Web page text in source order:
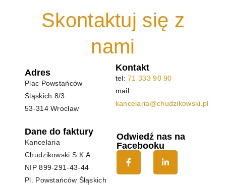
Skontaktuj się z
nami
Adres
Plac Powstańców
Śląskich 8/3
53-314 Wrocław
Kontakt
tel:71 333 90 90
mail:
kancelaria@chudzikowski.pl
Dane do faktury
Kancelaria
Chudzikowski S.K.A.
NIP899-291-43-44
Pl. Powstańców Śląskich
Odwiedź nas na
Facebooku